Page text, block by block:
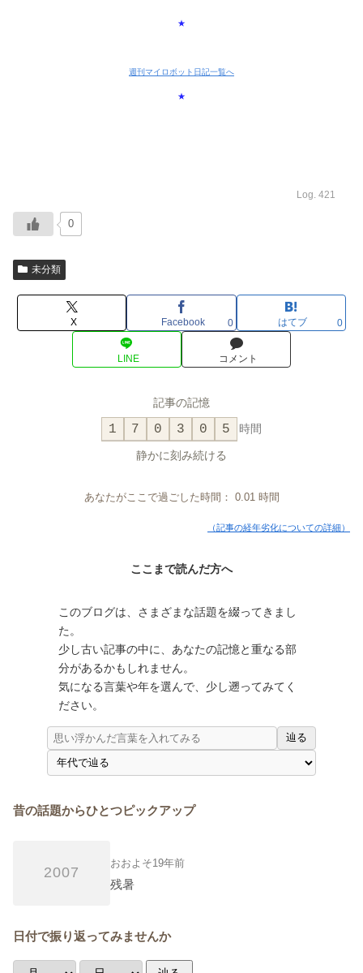
★
週刊マイロボット日記一覧へ
★
Log. 421
0
未分類
X Facebook 0 はてブ 0
LINE コメント
記事の記憶
1 7 0 3 0 5 時間
静かに刻み続ける
あなたがここで過ごした時間： 0.01時間
（記事の経年劣化についての詳細）
ここまで読んだ方へ
このブログは、さまざまな話題を綴ってきまし
た。
少し古い記事の中に、あなたの記憶と重なる部
分があるかもしれません。
気になる言葉や年を選んで、少し遡ってみてく
ださい。
辿る
昔の話題からひとつピックアップ
2007
おおよそ19年前
残暑
日付で振り返ってみませんか